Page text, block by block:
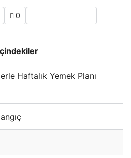
0
Haftalık Yemek Planı